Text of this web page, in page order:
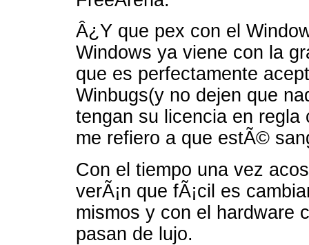
Â¿Y que pex con el
Windows ya viene con la
que es perfectamente
Winbugs(y no dejen que
tengan su licencia en
me refiero a que estÃ©
Con el tiempo una vez
verÃ¡n que fÃ¡cil es
mismos y con el hardware
pasan de lujo.